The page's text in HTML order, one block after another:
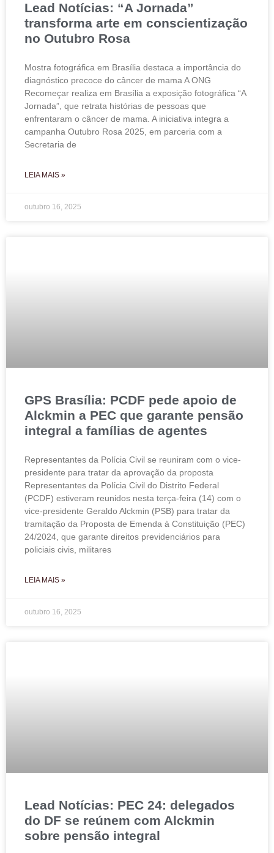
Lead Notícias: “A Jornada”
transforma arte em conscientização
no Outubro Rosa
Mostra fotográfica em Brasília destaca a importância do
diagnóstico precoce do câncer de mama A ONG
Recomeçar realiza em Brasília a exposição fotográfica “A
Jornada”, que retrata histórias de pessoas que
enfrentaram o câncer de mama. A iniciativa integra a
campanha Outubro Rosa 2025, em parceria com a
Secretaria de
LEIA MAIS »
outubro 16, 2025
GPS Brasília: PCDF pede apoio de
Alckmin a PEC que garante pensão
integral a famílias de agentes
Representantes da Polícia Civil se reuniram com o vice-
presidente para tratar da aprovação da proposta
Representantes da Polícia Civil do Distrito Federal
(PCDF) estiveram reunidos nesta terça-feira (14) com o
vice-presidente Geraldo Alckmin (PSB) para tratar da
tramitação da Proposta de Emenda à Constituição (PEC)
24/2024, que garante direitos previdenciários para
policiais civis, militares
LEIA MAIS »
outubro 16, 2025
Lead Notícias: PEC 24: delegados
do DF se reúnem com Alckmin
sobre pensão integral